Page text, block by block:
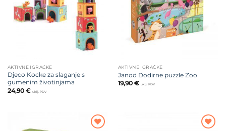
AKTIVNE IGRAČKE
Djeco Kocke za slaganje s
gumenim životinjama
24,90 € uklj. PDV
AKTIVNE IGRAČKE
Janod Dodirne puzzle Zoo
19,90 € uklj. PDV